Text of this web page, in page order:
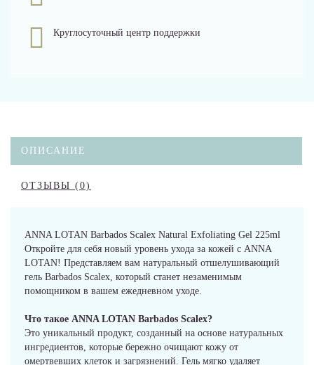
Круглосуточный центр поддержки
ОПИСАНИЕ
ОТЗЫВЫ (0)
ANNA LOTAN Barbados Scalex Natural Exfoliating Gel 225ml
Откройте для себя новый уровень ухода за кожей с ANNA
LOTAN! Представляем вам натуральный отшелушивающий
гель Barbados Scalex, который станет незаменимым
помощником в вашем ежедневном уходе.
Что такое ANNA LOTAN Barbados Scalex?
Это уникальный продукт, созданный на основе натуральных
ингредиентов, которые бережно очищают кожу от
омертвевших клеток и загрязнений. Гель мягко удаляет